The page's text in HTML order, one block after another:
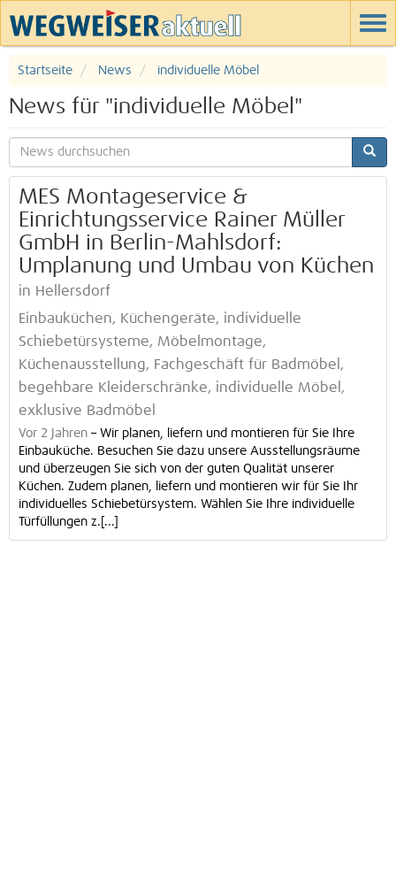
Startseite News individuelle Möbel
News für "individuelle Möbel"
MES Montageservice &
Einrichtungsservice Rainer Müller
GmbH in Berlin-Mahlsdorf:
Umplanung und Umbau von Küchen
in Hellersdorf
Einbauküchen, Küchengeräte, individuelle
Schiebetürsysteme, Möbelmontage,
Küchenausstellung, Fachgeschäft für Badmöbel,
begehbare Kleiderschränke, individuelle Möbel,
exklusive Badmöbel
Vor 2 Jahren – Wir planen, liefern und montieren für Sie Ihre
Einbauküche. Besuchen Sie dazu unsere Ausstellungsräume
und überzeugen Sie sich von der guten Qualität unserer
Küchen. Zudem planen, liefern und montieren wir für Sie Ihr
individuelles Schiebetürsystem. Wählen Sie Ihre individuelle
Türfüllungen z.[...]